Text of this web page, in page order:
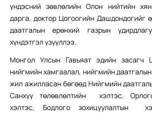
үндэсний зөвлөлийн Олон нийтийн
дарга, доктор Цогоогийн Дашдондогийг
даатгалын ерөнхий газрын
хүндэтгэл үзүүллээ.
Монгол Улсын Гавьяат эдийн засагч
нийгмийн хамгаалал, нийгмийн
жил ажилласан бөгөөд Нийгмийн
Санхүү төлөвлөлтийн хэлтэс,
хэлтэс, Бодлого зохицуулалтын